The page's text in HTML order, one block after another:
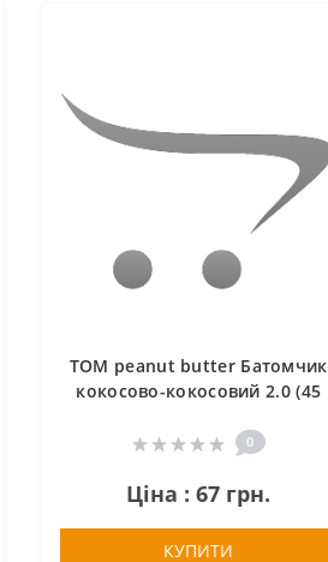
TOM peanut butter Батомчик
кокосово-кокосовий 2.0 (45
0
Ціна : 67 грн.
КУПИТИ